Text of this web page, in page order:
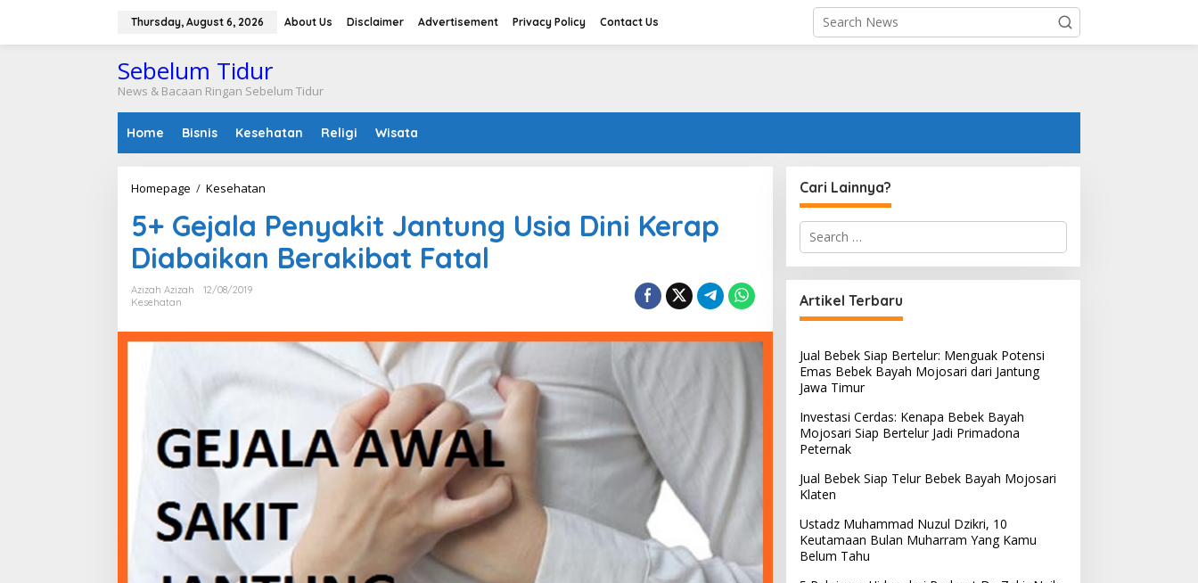
Thursday, August 6, 2026 About Us Disclaimer Advertisement Privacy Policy Contact Us
Sebelum Tidur
News & Bacaan Ringan Sebelum Tidur
Home Bisnis Kesehatan Religi Wisata
Homepage / Kesehatan
G
e
j
a
e
t
J
a
n
u
s
5+ Gejala Penyakit Jantung Usia Dini Kerap
Diabaikan Berakibat Fatal
Azizah Azizah
12/08/2019
Kesehatan
Cari Lainnya?
S
r
c
h
f
r
:
Artikel Terbaru
Jual Bebek Siap Bertelur: Menguak Potensi
Emas Bebek Bayah Mojosari dari Jantung
Jawa Timur
Investasi Cerdas: Kenapa Bebek Bayah
Mojosari Siap Bertelur Jadi Primadona
Peternak
Jual Bebek Siap Telur Bebek Bayah Mojosari
Klaten
Ustadz Muhammad Nuzul Dzikri, 10
Keutamaan Bulan Muharram Yang Kamu
Belum Tahu